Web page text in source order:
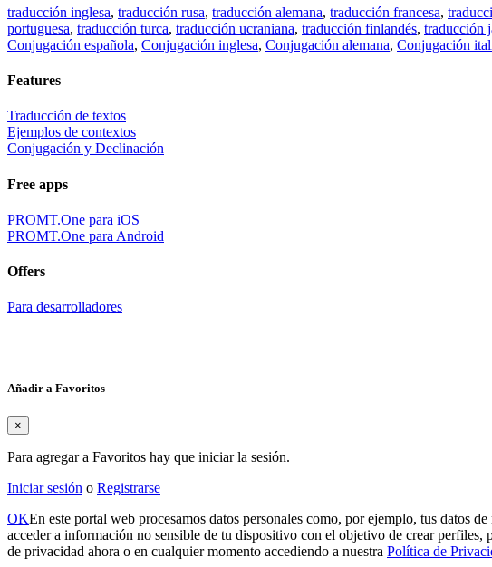
traducción inglesa, traducción rusa, traducción alemana, traducción francesa,
portuguesa, traducción turca, traducción ucraniana, traducción finlandés, traducción
Conjugación española, Conjugación inglesa, Conjugación alemana, Conjugación
Features
Traducción de textos
Ejemplos de contextos
Conjugación y Declinación
Free apps
PROMT.One para iOS
PROMT.One para Android
Offers
Para desarrolladores
Añadir a Favoritos
×
Para agregar a Favoritos hay que iniciar la sesión.
Iniciar sesión o Registrarse
OKEn este portal web procesamos datos personales como, por ejemplo, tus datos
acceder a información no sensible de tu dispositivo con el objetivo de crear perfiles,
de privacidad ahora o en cualquier momento accediendo a nuestra Política de